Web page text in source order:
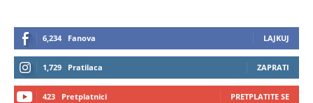
6,234 Fanova LAJKUJ
1,729 Pratilaca ZAPRATI
423 Pretplatnici PRETPLATITE SE